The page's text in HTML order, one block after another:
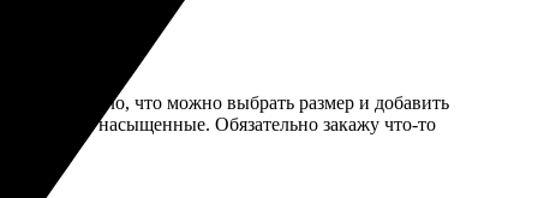
Порадовало, что можно выбрать размер и добавить
яркие и насыщенные. Обязательно закажу что-то